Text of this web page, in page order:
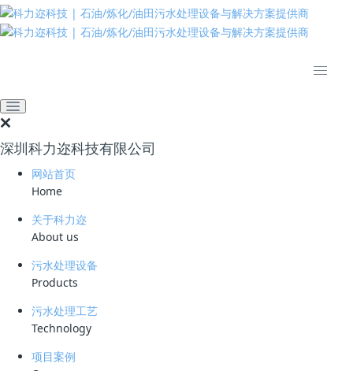
深圳科力迩科技有限公司
网站首页
Home
关于科力迩
About us
污水处理设备
Products
污水处理工艺
Technology
项目案例
推动绿色发展 建设美丽中国
推荐 热门 最新
深耕技术，精进赋能｜科力迩开展产品技术专项内部培训
公司动态
深圳技术大学春季就业实习双选会火热举行，科力迩科技备受学子青